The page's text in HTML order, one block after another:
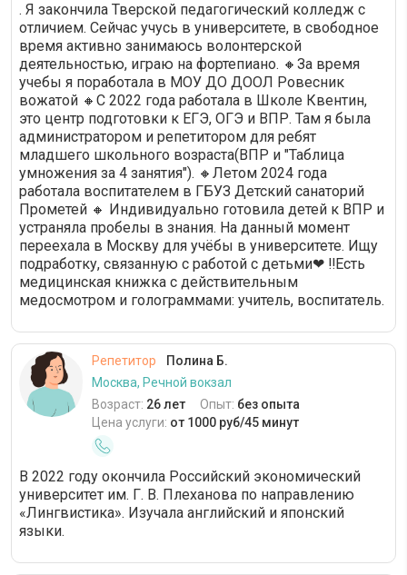
. Я закончила Тверской педагогический колледж с
отличием. Сейчас учусь в университете, в свободное
время активно занимаюсь волонтерской
деятельностью, играю на фортепиано. 🔸За время
учебы я поработала в МОУ ДО ДООЛ Ровесник
вожатой 🔸С 2022 года работала в Школе Квентин,
это центр подготовки к ЕГЭ, ОГЭ и ВПР. Там я была
администратором и репетитором для ребят
младшего школьного возраста(ВПР и "Таблица
умножения за 4 занятия"). 🔸Летом 2024 года
работала воспитателем в ГБУЗ Детский санаторий
Прометей 🔸 Индивидуально готовила детей к ВПР и
устраняла пробелы в знания. На данный момент
переехала в Москву для учёбы в университете. Ищу
подработку, связанную с работой с детьми❤ ‼️Есть
медицинская книжка с действительным
медосмотром и голограммами: учитель, воспитатель.
Репетитор
Полина Б.
Москва, Речной вокзал
Возраст: 26 лет Опыт: без опыта
Цена услуги: от 1000 руб/45 минут
В 2022 году окончила Российский экономический
университет им. Г. В. Плеханова по направлению
«Лингвистика». Изучала английский и японский
языки.